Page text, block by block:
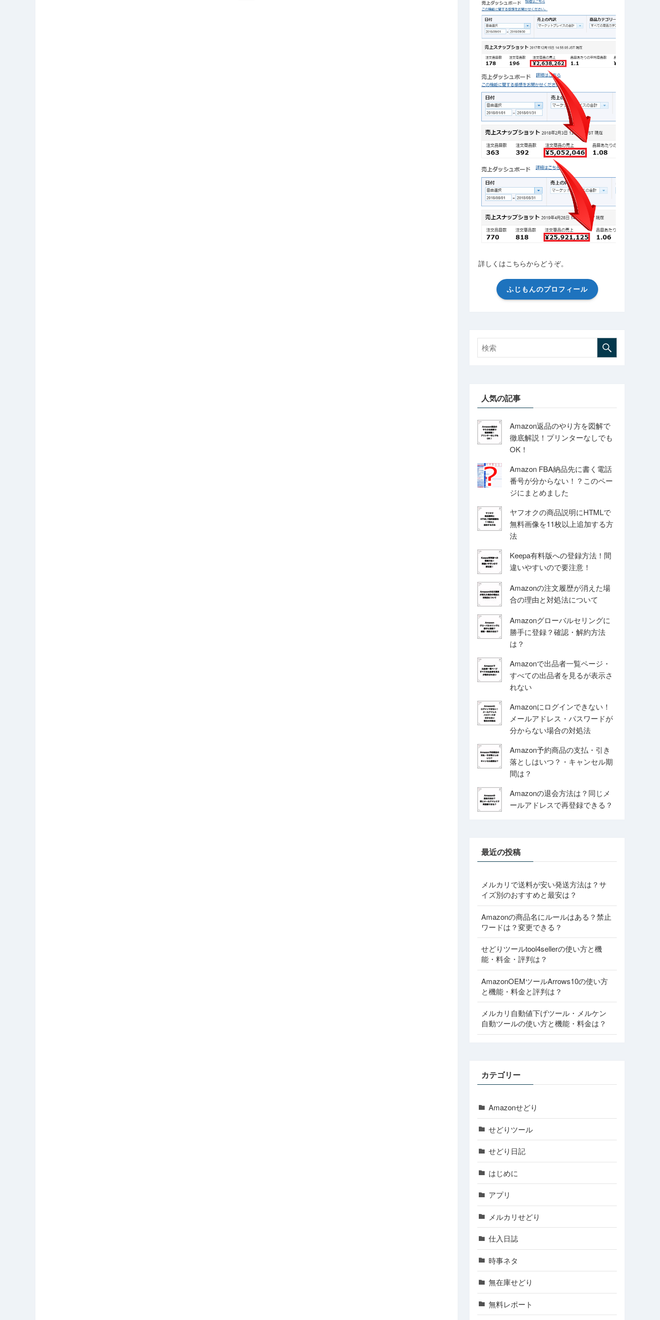
詳しくはこちらからどうぞ。
ふじもんのプロフィール
人気の記事
Amazon返品のやり方を図解で
徹底解説！プリンターなしでも
OK！
Amazon FBA納品先に書く電話
番号が分からない！？このペー
ジにまとめました
ヤフオクの商品説明にHTMLで
無料画像を11枚以上追加する方
法
Keepa有料版への登録方法！間
違いやすいので要注意！
Amazonの注文履歴が消えた場
合の理由と対処法について
Amazonグローバルセリングに
勝手に登録？確認・解約方法
は？
Amazonで出品者一覧ページ・
すべての出品者を見るが表示さ
れない
Amazonにログインできない！
メールアドレス・パスワードが
分からない場合の対処法
Amazon予約商品の支払・引き
落としはいつ？・キャンセル期
間は？
Amazonの退会方法は？同じメ
ールアドレスで再登録できる？
最近の投稿
メルカリで送料が安い発送方法は？サ
イズ別のおすすめと最安は？
Amazonの商品名にルールはある？禁止
ワードは？変更できる？
せどりツールtool4sellerの使い方と機
能・料金・評判は？
AmazonOEMツールArrows10の使い方
と機能・料金と評判は？
メルカリ自動値下げツール・メルケン
自動ツールの使い方と機能・料金は？
カテゴリー
Amazonせどり
せどりツール
せどり日記
はじめに
アプリ
メルカリせどり
仕入日誌
時事ネタ
無在庫せどり
無料レポート